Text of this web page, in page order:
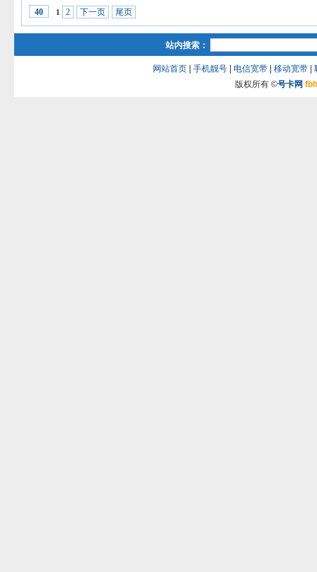
40 1 2 下一页 尾页
站内搜索：
网站首页| 手机靓号| 电信宽带| 移动宽带|
版权所有 ©号卡网